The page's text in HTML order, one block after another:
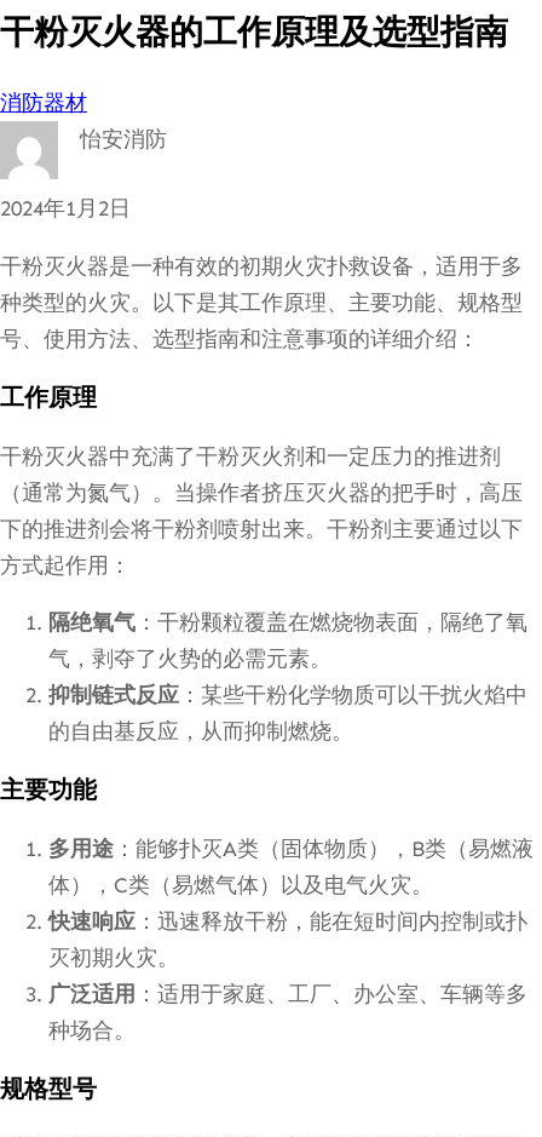
干粉灭火器的工作原理及选型指南
消防器材
怡安消防
2024年1月2日
干粉灭火器是一种有效的初期火灾扑救设备，适用于多
种类型的火灾。以下是其工作原理、主要功能、规格型
号、使用方法、选型指南和注意事项的详细介绍：
工作原理
干粉灭火器中充满了干粉灭火剂和一定压力的推进剂
（通常为氮气）。当操作者挤压灭火器的把手时，高压
下的推进剂会将干粉剂喷射出来。干粉剂主要通过以下
方式起作用：
隔绝氧气 ：干粉颗粒覆盖在燃烧物表面，隔绝了氧
气，剥夺了火势的必需元素。
抑制链式反应 ：某些干粉化学物质可以干扰火焰中
的自由基反应，从而抑制燃烧。
主要功能
多用途 ：能够扑灭A类（固体物质），B类（易燃液
体），C类（易燃气体）以及电气火灾。
快速响应 ：迅速释放干粉，能在短时间内控制或扑
灭初期火灾。
广泛适用 ：适用于家庭、工厂、办公室、车辆等多
种场合。
规格型号